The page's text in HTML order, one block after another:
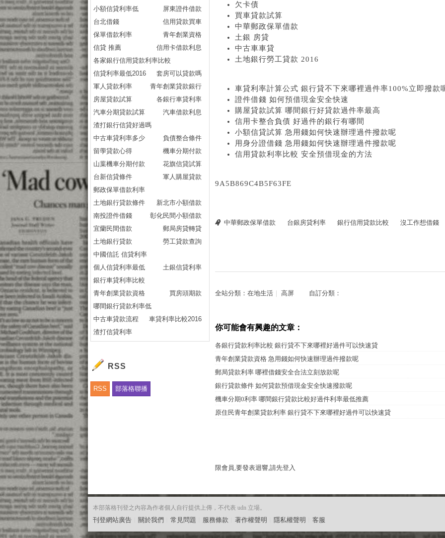
欠卡債
買車貸款試算
中華郵政保單借款
土銀 房貸
中古車車貸
土地銀行勞工貸款 2016
車貸利率計算公式 銀行貸不下來哪裡過件率100%立即撥款
證件借錢 如何預借現金安全快速
購屋貸款試算 哪間銀行好貸款過件率最高
信用卡整合負債 好過件的銀行有哪間
小額信貸試算 急用錢如何快速辦理過件撥款呢
用身分證借錢 急用錢如何快速辦理過件撥款呢
信用貸款利率比較 安全預借現金的方法
9A5B869C4B5F63FE
中華郵政保單借款 台銀房貸利率 銀行信用貸款比較 沒工作想借錢
全站分類： 在地生活 高屏 自訂分類：
你可能會有興趣的文章：
各銀行貸款利率比較 銀行貸不下來哪裡好過件可以快速貸
青年創業貸款資格 急用錢如何快速辦理過件撥款呢
郵局貸款利率 哪裡借錢安全合法立刻放款呢
銀行貸款條件 如何貸款預借現金安全快速撥款呢
機車分期0利率 哪間銀行貸款比較好過件利率最低推薦
原住民青年創業貸款利率 銀行貸不下來哪裡好過件可以快速貸
限會員,要發表迴響,請先登入
小額信貸利率低
屏東證件借款
台北借錢
信用貸款買車
保單借款利率
青年創業資格
信貸 推薦
信用卡借款利息
各家銀行信用貸款利率比較
信貸利率最低2016
套房可以貸款嗎
軍人貸款利率
青年創業貸款銀行
房屋貸款試算
各銀行車貸利率
汽車分期貸款試算
汽車借款利息
渣打銀行信貸好過嗎
中古車貸利率多少
負債整合條件
留學貸款心得
機車分期付款
山葉機車分期付款
花旗信貸試算
台新信貸條件
軍人購屋貸款
郵政保單借款利率
土地銀行貸款條件
新北市小額借款
南投證件借錢
彰化民間小額借款
宜蘭民間借款
郵局房貸轉貸
土地銀行貸款
勞工貸款查詢
中國信託 信貸利率
個人信貸利率最低
土銀信貸利率
銀行車貸利率比較
青年創業貸款資格
買房頭期款
哪間銀行貸款利率低
中古車貸款流程
車貸利率比較2016
渣打信貸利率
RSS
RSS 部落格聯播
本部落格刊登之內容為作者個人自行提供上傳，不代表 udn 立場。
刊登網站廣告 關於我們 常見問題 服務條款 著作權聲明 隱私權聲明 客服